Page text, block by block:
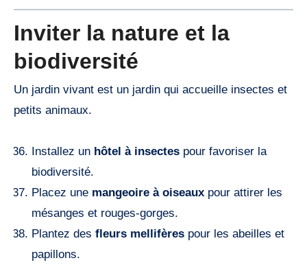
Inviter la nature et la
biodiversité
Un jardin vivant est un jardin qui accueille insectes et
petits animaux.
Installez un hôtel à insectespour favoriser la
biodiversité.
Placez une mangeoire à oiseauxpour attirer les
mésanges et rouges-gorges.
Plantez des fleurs mellifèrespour les abeilles et
papillons.